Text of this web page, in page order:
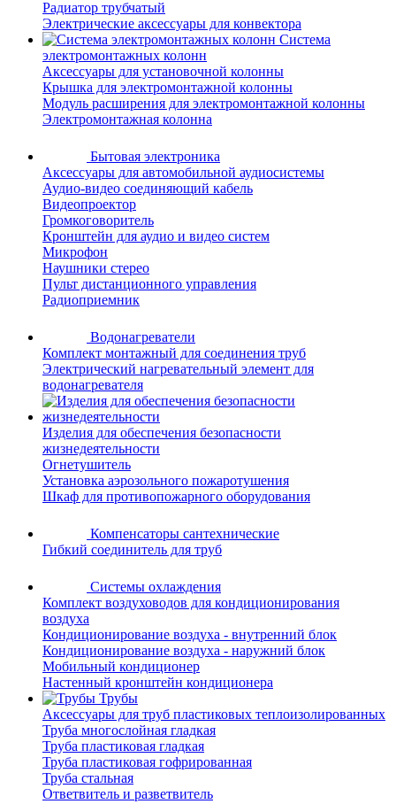
Радиатор трубчатый
Электрические аксессуары для конвектора
Система
электромонтажных колонн
Аксессуары для установочной колонны
Крышка для электромонтажной колонны
Модуль расширения для электромонтажной колонны
Электромонтажная колонна
Бытовая электроника
Аксессуары для автомобильной аудиосистемы
Аудио-видео соединяющий кабель
Видеопроектор
Громкоговоритель
Кронштейн для аудио и видео систем
Микрофон
Наушники стерео
Пульт дистанционного управления
Радиоприемник
Водонагреватели
Комплект монтажный для соединения труб
Электрический нагревательный элемент для
водонагревателя
Изделия для обеспечения безопасности
жизнедеятельности
Огнетушитель
Установка аэрозольного пожаротушения
Шкаф для противопожарного оборудования
Компенсаторы сантехнические
Гибкий соединитель для труб
Системы охлаждения
Комплект воздуховодов для кондиционирования
воздуха
Кондиционирование воздуха - внутренний блок
Кондиционирование воздуха - наружний блок
Мобильный кондиционер
Настенный кронштейн кондиционера
Трубы
Аксессуары для труб пластиковых теплоизолированных
Труба многослойная гладкая
Труба пластиковая гладкая
Труба пластиковая гофрированная
Труба стальная
Ответвитель и разветвитель